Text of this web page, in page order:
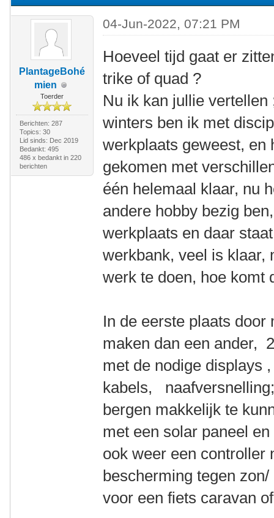
PlantageBohé
mien
Toerder
Berichten: 287
Topics: 30
Lid sinds: Dec 2019
Bedankt: 495
486 x bedankt in 220
berichten
04-Jun-2022, 07:21 PM
Hoeveel tijd gaat er
trike of quad ?
Nu ik kan jullie
winters ben ik met
werkplaats geweest, en
gekomen met
één helemaal klaar, nu
andere hobby bezig
werkplaats en daar
werkbank, veel is klaar,
werk te doen, hoe komt
In de eerste plaats
maken dan een ander,
met de nodige displays
kabels,
bergen makkelijk te
met een solar paneel
ook weer een controller
bescherming tegen
voor een fiets caravan